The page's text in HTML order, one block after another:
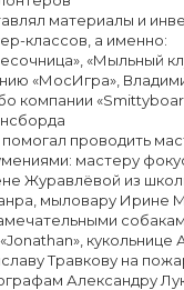
материалы и
классов, а именно:
«Мыльный
«МосИгра»,
компании
проводить
мастеру
Журавлёвой из
мыловару Ирине
кукольнице
Травкову на
Александру